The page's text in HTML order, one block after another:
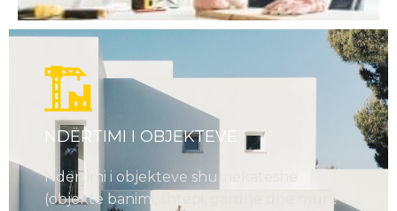
NDËRTIMI I OBJEKTEVE
Ndërtimi i objekteve shumëkatëshe
(objekte banimi, shtëpi, gardhe dhe mure